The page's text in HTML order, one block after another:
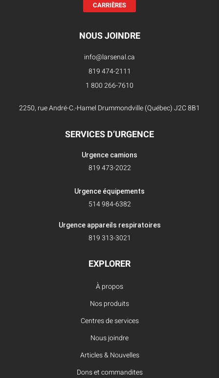
CARRIÈRES
NOUS JOINDRE
info@larsenal.ca
819 474-2111
1 800 266-7610
2250, rue André-C.-Hamel Drummondville (Québec) J2C 8B1
SERVICES D’URGENCE
Urgence camions
819 473-2022
Urgence équipements
514 984-6382
Urgence appareils respiratoires
819 313-3021
EXPLORER
À propos
Nos produits
Centres de services
Nous joindre
Articles & Nouvelles
Dons et commandites